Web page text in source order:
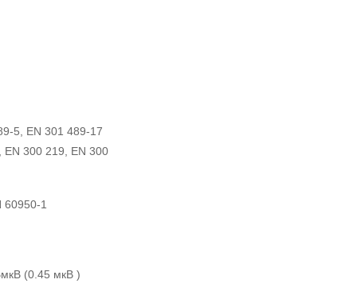
5, EN 301 489-17
EN 300 219, EN 300
60950-1
(0.45 мкВ )